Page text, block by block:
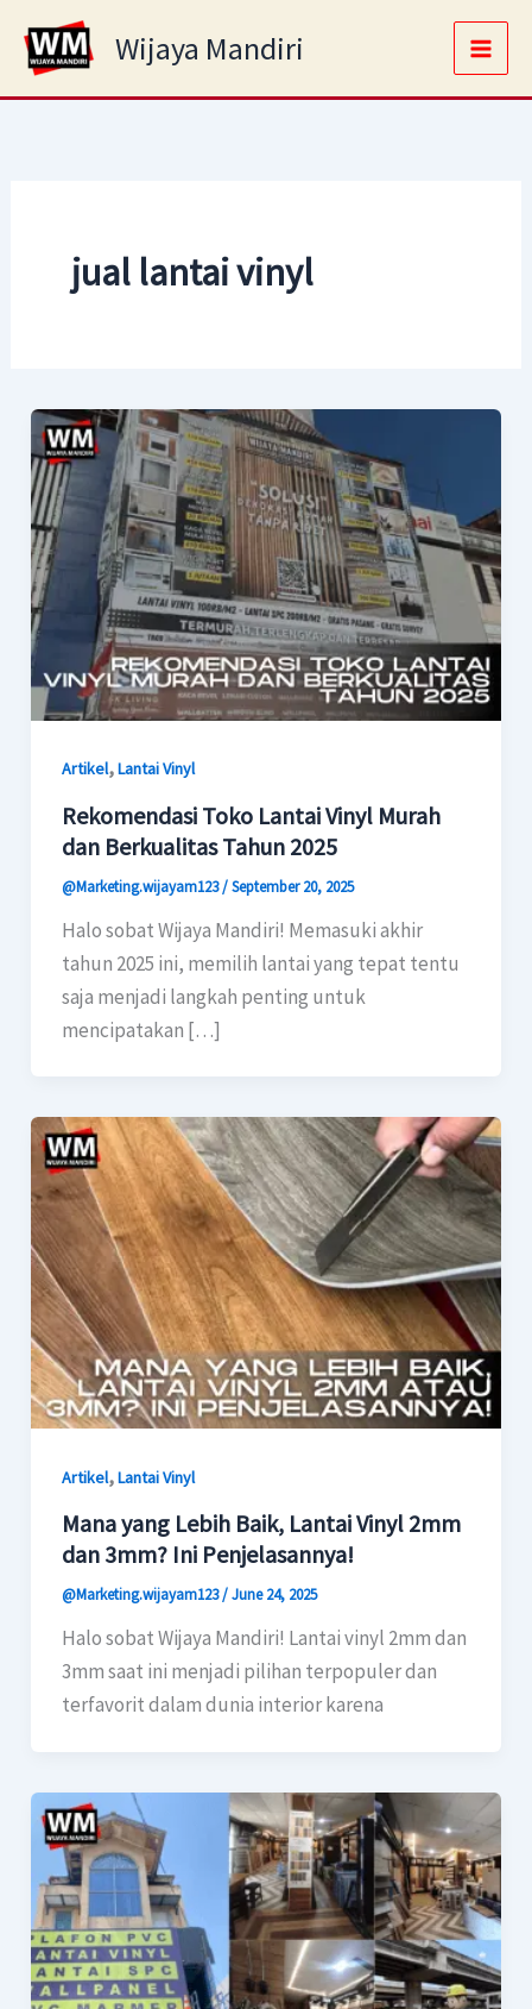
content
Wijaya Mandiri
Main
jual lantai vinyl
Artikel,Lantai Vinyl
Rekomendasi Toko Lantai Vinyl Murah
dan Berkualitas Tahun 2025
@Marketing.wijayam123/September 20, 2025
Halo sobat Wijaya Mandiri! Memasuki akhir
tahun 2025 ini, memilih lantai yang tepat tentu
saja menjadi langkah penting untuk
mencipatakan […]
Artikel,Lantai Vinyl
Mana yang Lebih Baik, Lantai Vinyl 2mm
dan 3mm? Ini Penjelasannya!
@Marketing.wijayam123/June 24, 2025
Halo sobat Wijaya Mandiri! Lantai vinyl 2mm dan
3mm saat ini menjadi pilihan terpopuler dan
terfavorit dalam dunia interior karena